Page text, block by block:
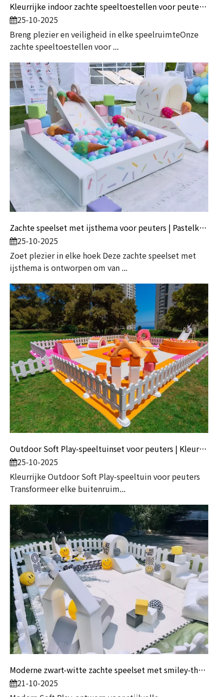
Kleurrijke indoor zachte speeltoestellen voor peuters | Speeltuinset voor kinderen met wit springkasteel
25-10-2025
Breng plezier en veiligheid in elke speelruimteOnze
zachte speeltoestellen voor ...
Zachte speelset met ijsthema voor peuters | Pastelkleurige ballenbak met glijbaan en tunnel
25-10-2025
Zoet plezier in elke hoek Deze zachte speelset met
ijsthema is ontworpen om van ...
Outdoor Soft Play-speeltuinset voor peuters | Kleurrijke speeltoestellen voor kinderen met ballenbak en glijbaan
25-10-2025
Kleurrijke Outdoor Soft Play-speeltuin voor peuters
Transformeer elke buitenruim...
Moderne zwart-witte zachte speelset met smiley-thema voor kinderfeestjes en verhuurbedrijven
21-10-2025